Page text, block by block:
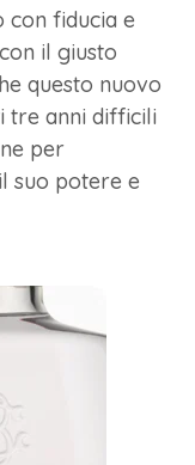
con fiducia e
il giusto
questo nuovo
tre anni difficili
per
suo potere e